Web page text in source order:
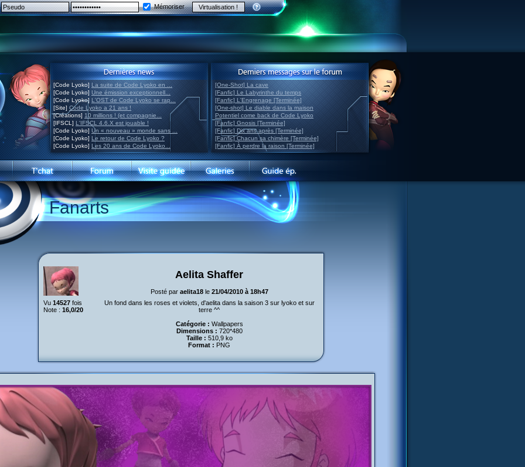
Mémoriser
[Code Lyoko] La suite de Code Lyoko en ...
[Code Lyoko] Une émission exceptionnell...
[Code Lyoko] L'OST de Code Lyoko se rap...
[Site] Code Lyoko a 21 ans !
[Créations] 10 millions ! (et compagnie...
[IFSCL] L'IFSCL 4.6.X est jouable !
[Code Lyoko] Un « nouveau » monde sans ...
[Code Lyoko] Le retour de Code Lyoko ?
[Code Lyoko] Les 20 ans de Code Lyoko...
[One-Shot] La cave
[Fanfic] Le Labyrinthe du temps
[Fanfic] L'Engrenage [Terminée]
[One-shot] Le diable dans la maison
Potentiel come back de Code Lyoko
[Fanfic] Gnosis [Terminée]
[Fanfic] Dix ans après [Terminée]
[Fanfic] Chacun sa chimère [Terminée]
[Fanfic] À perdre la raison [Terminée]
Fanarts
Aelita Shaffer
Posté par aelita18le 21/04/2010 à 18h47
Vu 14527 fois
Note : 16,0/20
Un fond dans les roses et violets, d'aelita dans la saison 3 sur lyoko et sur
terre ^^
Catégorie : Wallpapers
Dimensions : 720*480
Taille : 510,9 ko
Format : PNG